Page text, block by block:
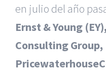
en julio del año
Ernst & Young
Consulting Group,